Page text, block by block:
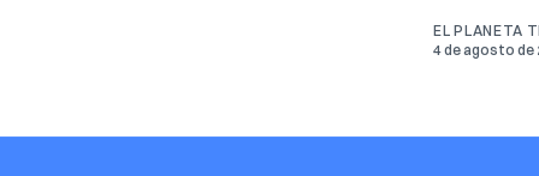
EL PLANETA
4 de agosto de